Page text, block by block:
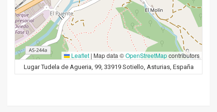
Leaflet | Map data ©OpenStreetMapcontributors
Lugar Tudela de Agueria, 99, 33919 Sotiello, Asturias, España